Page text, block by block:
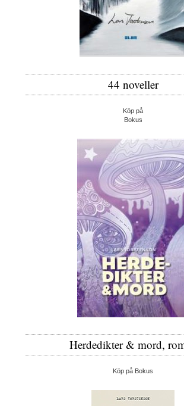
44 noveller
Köp på
Bokus
Herdedikter & mord,
Köp på Bokus